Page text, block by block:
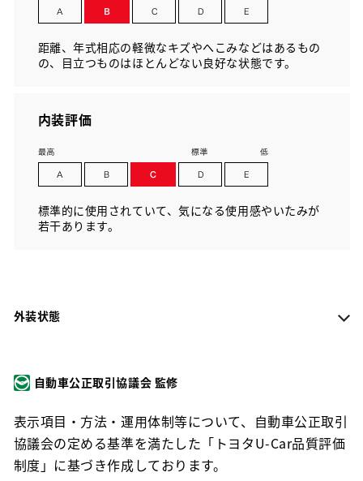
距離、年式相応の軽微なキズやへこみなどはあるもの
の、目立つものはほとんどない良好な状態です。
内装評価
標準的に使用されていて、気になる使用感やいたみが
若干あります。
外装状態
自動車公正取引協議会 監修
表示項目・方法・運用体制等について、自動車公正取引
協議会の定める基準を満たした「トヨタU-Car品質評価
制度」に基づき作成しております。